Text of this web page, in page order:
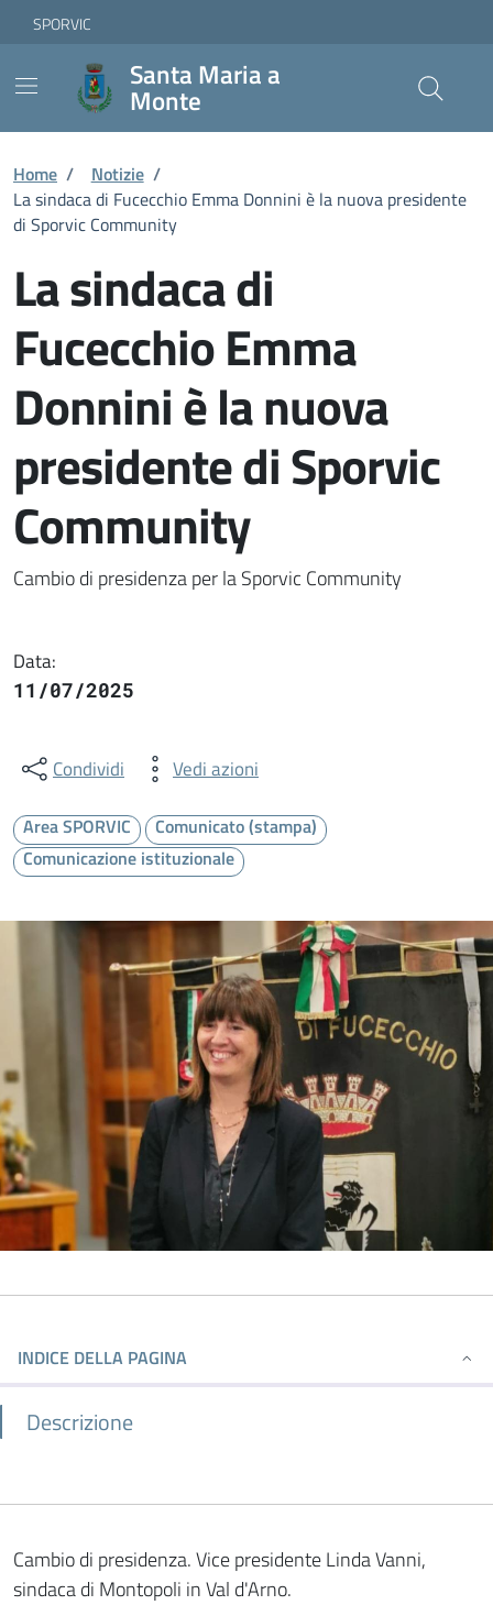
Skip to Main Content
Vai ai contenuti
Vai al footer
SPORVIC
Santa Maria a
Monte
Home / Notizie /
La sindaca di Fucecchio Emma Donnini è la nuova presidente
di Sporvic Community
La sindaca di
Fucecchio Emma
Donnini è la nuova
presidente di Sporvic
Community
Dettaglio della notizia
Cambio di presidenza per la Sporvic Community
Data:
11/07/2025
Condividi Vedi azioni
Area SPORVIC
Comunicato (stampa)
Comunicazione istituzionale
INDICE DELLA PAGINA
Descrizione
Cambio di presidenza. Vice presidente Linda Vanni,
sindaca di Montopoli in Val d'Arno.